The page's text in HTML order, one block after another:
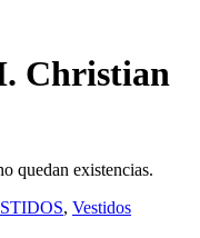
Christian
quedan existencias.
, Vestidos